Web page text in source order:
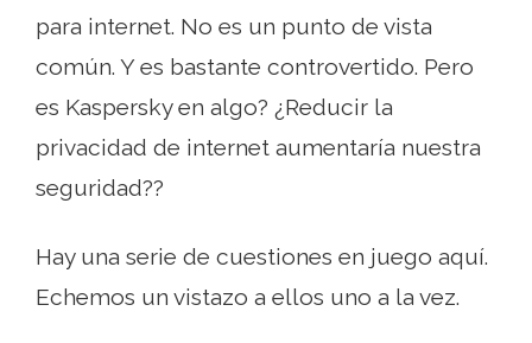
para internet. No es un punto de vista
común. Y es bastante controvertido. Pero
es Kaspersky en algo? ¿Reducir la
privacidad de internet aumentaría nuestra
seguridad??
Hay una serie de cuestiones en juego aquí.
Echemos un vistazo a ellos uno a la vez.